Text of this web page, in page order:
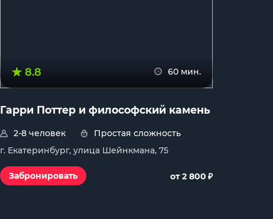
8.8 60 мин.
Гарри Поттер и философский камень
2-8 человек
Простая сложность
г. Екатеринбург, улица Шейнкмана, 75
Забронировать от 2 800 ₽